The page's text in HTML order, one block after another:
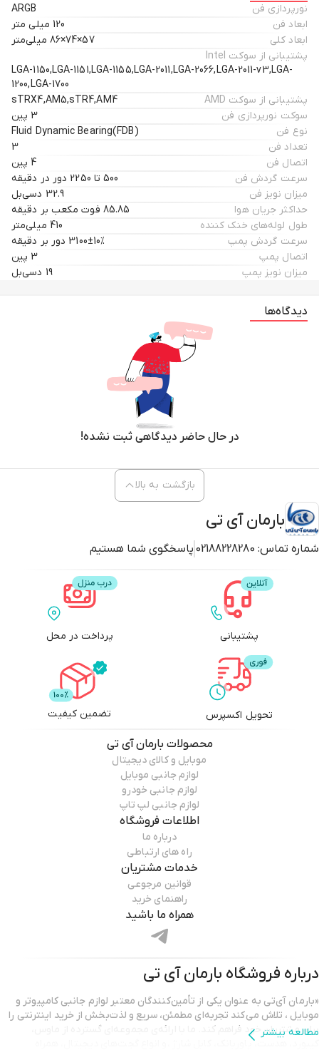
نورپردازی فن
ARGB
ابعاد فن
120 میلی‌ متر
ابعاد کلی
57×74×86 میلی‌متر
پشتیبانی از سوکت Intel
LGA-1150,LGA-1151,LGA-1155,LGA-2011,LGA-2066,LGA-2011-v3,LGA-
1200,LGA-1700
پشتیبانی از سوکت AMD
sTRX4,AM5,sTR4,AM4
سوکت نورپردازی فن
3 پین
نوع فن
Fluid Dynamic Bearing(FDB)
تعداد فن
3
اتصال فن
4 پین
سرعت گردش فن
500 تا 2250 دور در دقیقه
میزان نویز فن
32.9 دسی‌بل
حداکثر جریان هوا
85.85 فوت مکعب بر دقیقه
طول لوله‌های خنک کننده
410 میلی‌متر
سرعت گردش پمپ
3100±10% دور بر دقیقه
اتصال پمپ
3 پین
میزان نویز پمپ
19 دسی‌بل
دیدگاه‌ها
در حال حاضر دیدگاهی ثبت نشده!
بارمان آی تی
شماره تماس: 02188228280 پاسخگوی شما هستیم
بازگشت به بالا
پشتیبانی پرداخت در محل
تحویل اکسپرس تضمین کیفیت
محصولات بارمان آی تی
موبایل و کالای دیجیتال
لوازم جانبی موبایل
لوازم جانبی خودرو
لوازم جانبی لپ تاپ
اطلاعات فروشگاه
درباره ما
راه های ارتباطی
خدمات مشتریان
قوانین مرجوعی
راهنمای خرید
همراه ما باشید
درباره فروشگاه بارمان آی تی
«بارمان آی‌تی به عنوان یکی از تأمین‌کنندگان معتبر لوازم جانبی کامپیوتر و
موبایل ، تلاش می‌کند تجربه‌ای مطمئن، سریع و لذت‌بخش از خرید اینترنتی را
برای مشتریان خود فراهم کند. ما با ارائه‌ی مجموعه‌ای گسترده از ماوس،
کیبورد، هدست، پاوربانک، کابل شارژ ،و انواع گجت‌های دیجیتال، همراه
مطالعه بیشتر